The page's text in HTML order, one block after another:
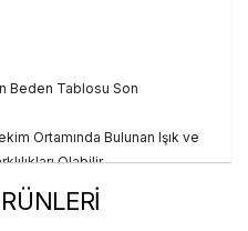
Beden Tablosu Son
Ortamında Bulunan Işık ve
Olabilir